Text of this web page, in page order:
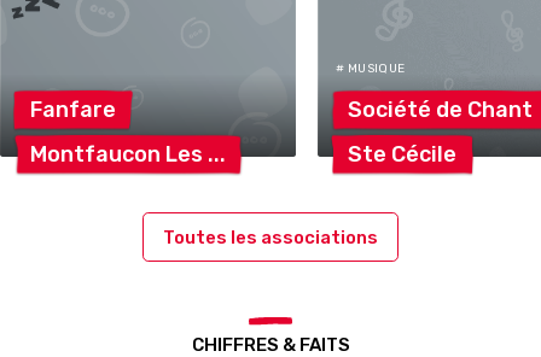
Fanfare
Montfaucon Les
# MUSIQUE
Société de Chant
Ste Cécile
Toutes les associations
CHIFFRES & FAITS